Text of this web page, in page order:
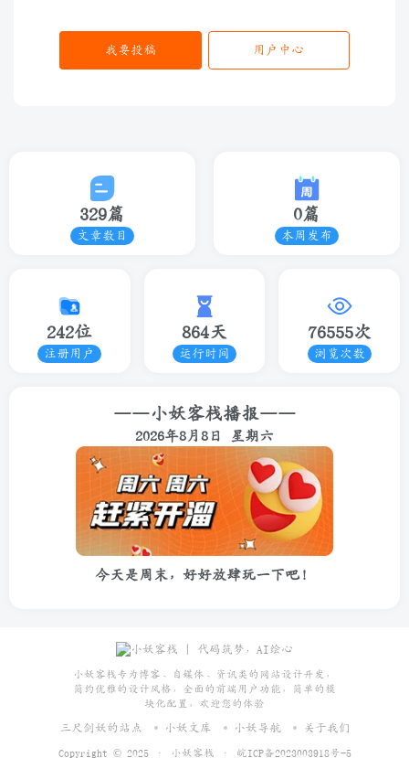
我要投稿 用户中心
329篇
文章数目
0篇
本周发布
242位
注册用户
864天
运行时间
76555次
浏览次数
——小妖客栈播报——
2026年8月8日 星期六
今天是周末，好好放肆玩一下吧！
小妖客栈专为博客、自媒体、资讯类的网站设计开发，
简约优雅的设计风格，全面的前端用户功能，简单的模
块化配置，欢迎您的体验
三尺剑妖的站点 小妖文库 小妖导航 关于我们
Copyright © 2025 · 小妖客栈 · 皖ICP备2023003918号-5